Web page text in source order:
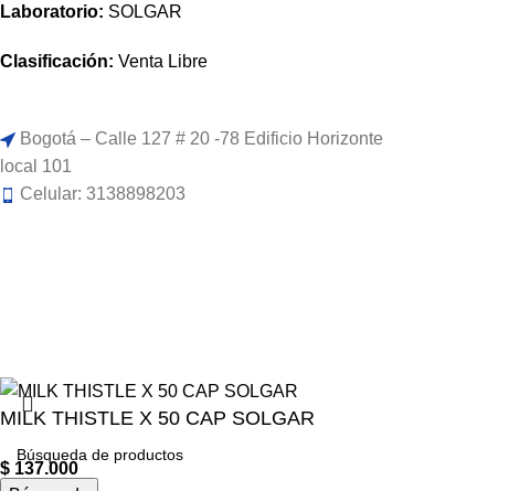
Laboratorio: SOLGAR
Clasificación: Venta Libre
Bogotá – Calle 127 # 20 -78 Edificio Horizonte
local 101
Celular: 3138898203
MILK THISTLE X 50 CAP SOLGAR
$ 137.000